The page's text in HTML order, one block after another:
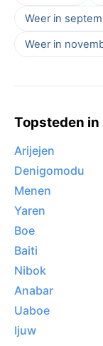
Weer in
Weer in
Topsteden in
Arijejen
Denigomodu
Menen
Yaren
Boe
Baiti
Nibok
Anabar
Uaboe
Ijuw